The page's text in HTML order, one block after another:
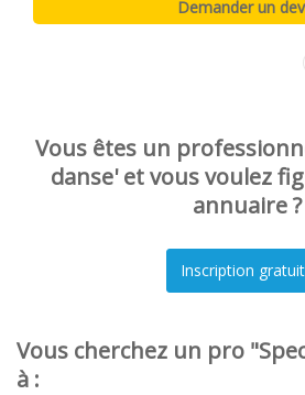
Vous êtes un
danse' et vous voulez
annuaire ?
Vous cherchez un pro
à :